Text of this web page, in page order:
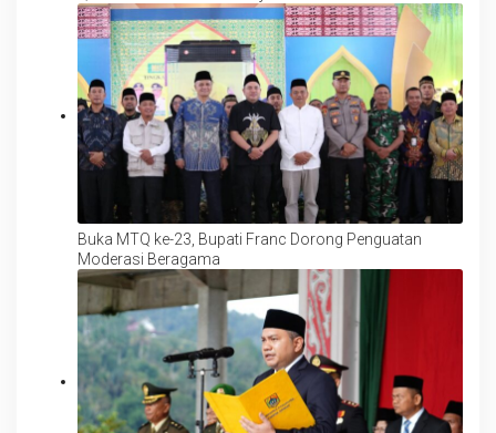
Buka MTQ ke-23, Bupati Franc Dorong Penguatan
Moderasi Beragama